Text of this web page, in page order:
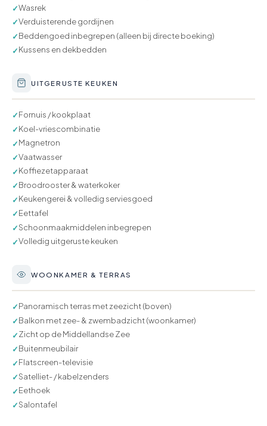
✓Wasrek
✓Verduisterende gordijnen
✓Beddengoed inbegrepen (alleen bij directe boeking)
✓Kussens en dekbedden
UITGERUSTE KEUKEN
✓Fornuis / kookplaat
✓Koel-vriescombinatie
✓Magnetron
✓Vaatwasser
✓Koffiezetapparaat
✓Broodrooster & waterkoker
✓Keukengerei & volledig serviesgoed
✓Eettafel
✓Schoonmaakmiddelen inbegrepen
✓Volledig uitgeruste keuken
WOONKAMER & TERRAS
✓Panoramisch terras met zeezicht (boven)
✓Balkon met zee- & zwembadzicht (woonkamer)
✓Zicht op de Middellandse Zee
✓Buitenmeubilair
✓Flatscreen-televisie
✓Satelliet- / kabelzenders
✓Eethoek
✓Salontafel